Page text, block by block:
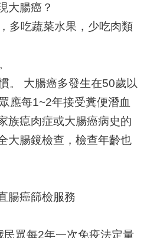
大腸癌？
多吃蔬菜水果，少吃肉類
。 大腸癌多發生在50歲以
應每1~2年接受糞便潛血
族瘜肉症或大腸癌病史的
大腸鏡檢查，檢查年齡也
腸癌篩檢服務
眾每2年一次免疫法定量